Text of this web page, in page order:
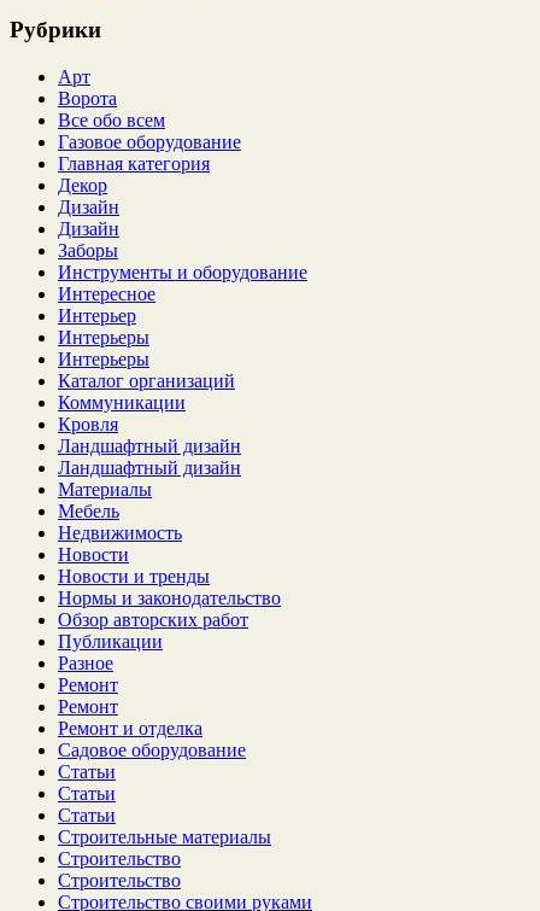
Рубрики
Арт
Ворота
Все обо всем
Газовое оборудование
Главная категория
Декор
Дизайн
Дизайн
Заборы
Инструменты и оборудование
Интересное
Интерьер
Интерьеры
Интерьеры
Каталог организаций
Коммуникации
Кровля
Ландшафтный дизайн
Ландшафтный дизайн
Материалы
Мебель
Недвижимость
Новости
Новости и тренды
Нормы и законодательство
Обзор авторских работ
Публикации
Разное
Ремонт
Ремонт
Ремонт и отделка
Садовое оборудование
Статьи
Статьи
Статьи
Строительные материалы
Строительство
Строительство
Строительство своими руками